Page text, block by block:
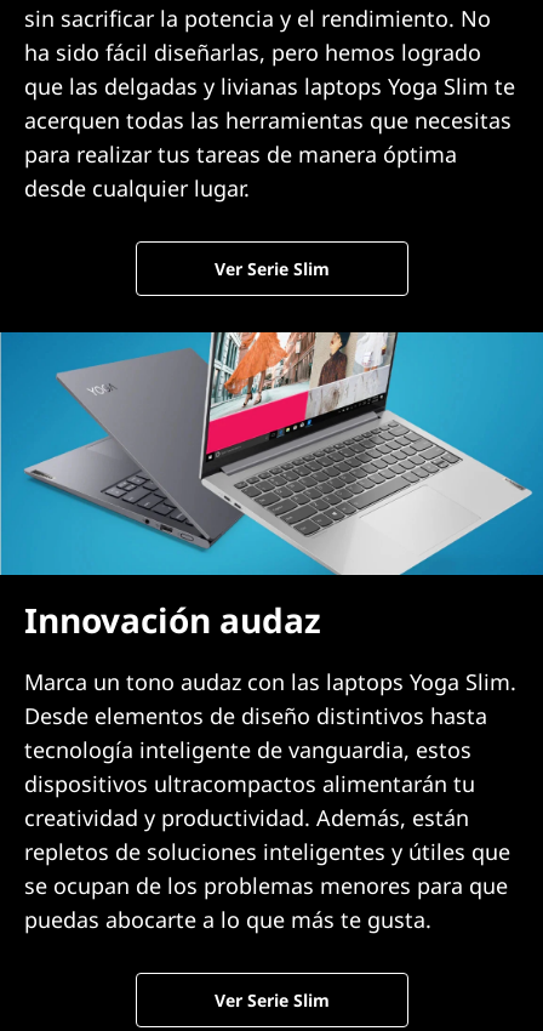
sin sacrificar la potencia y el rendimiento. No
ha sido fácil diseñarlas, pero hemos logrado
que las delgadas y livianas laptops Yoga Slim te
acerquen todas las herramientas que necesitas
para realizar tus tareas de manera óptima
desde cualquier lugar.
Ver Serie Slim
Innovación audaz
Marca un tono audaz con las laptops Yoga Slim.
Desde elementos de diseño distintivos hasta
tecnología inteligente de vanguardia, estos
dispositivos ultracompactos alimentarán tu
creatividad y productividad. Además, están
repletos de soluciones inteligentes y útiles que
se ocupan de los problemas menores para que
puedas abocarte a lo que más te gusta.
Ver Serie Slim